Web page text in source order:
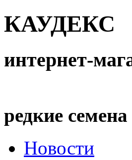
КАУДЕКС
интернет-
редкие
Новости